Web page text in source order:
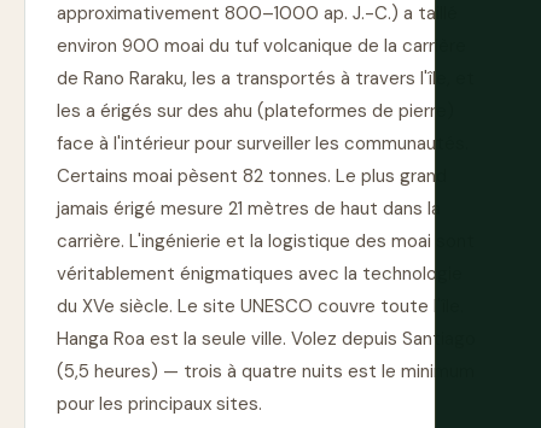
approximativement 800–1000 ap. J.-C.) a taillé
environ 900 moai du tuf volcanique de la carrière
de Rano Raraku, les a transportés à travers l'île, et
les a érigés sur des ahu (plateformes de pierre)
face à l'intérieur pour surveiller les communautés.
Certains moai pèsent 82 tonnes. Le plus grand
jamais érigé mesure 21 mètres de haut dans la
carrière. L'ingénierie et la logistique des moai sont
véritablement énigmatiques avec la technologie
du XVe siècle. Le site UNESCO couvre toute l'île.
Hanga Roa est la seule ville. Volez depuis Santiago
(5,5 heures) — trois à quatre nuits est le minimum
pour les principaux sites.